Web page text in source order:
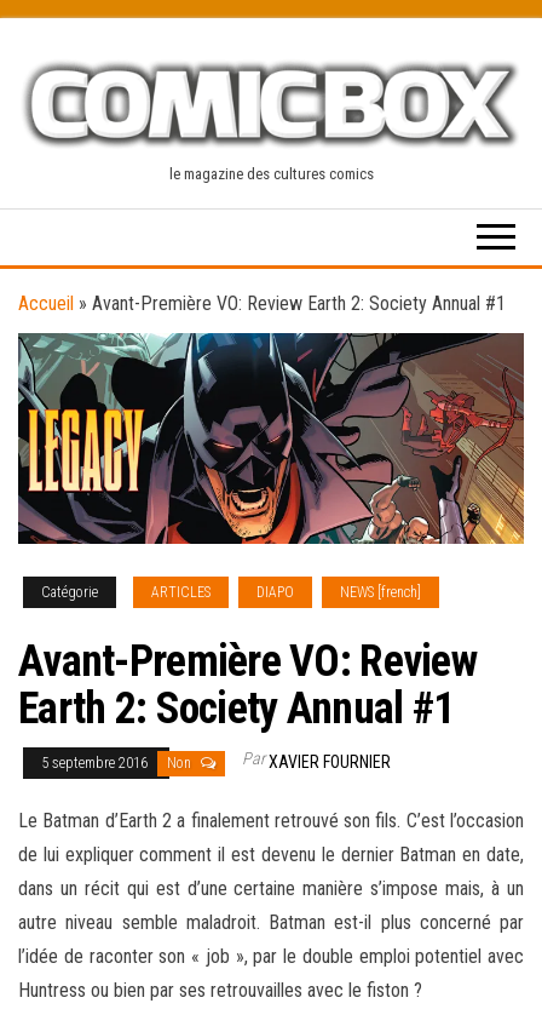
content
le magazine des cultures comics
Accueil » Avant-Première VO: Review Earth 2: Society Annual #1
Catégorie ARTICLES DIAPO NEWS [french]
Avant-Première VO: Review
Earth 2: Society Annual #1
5 septembre 2016 Non ParXAVIER FOURNIER
Le Batman d’Earth 2 a finalement retrouvé son fils. C’est l’occasion
de lui expliquer comment il est devenu le dernier Batman en date,
dans un récit qui est d’une certaine manière s’impose mais, à un
autre niveau semble maladroit. Batman est-il plus concerné par
l’idée de raconter son « job », par le double emploi potentiel avec
Huntress ou bien par ses retrouvailles avec le fiston ?